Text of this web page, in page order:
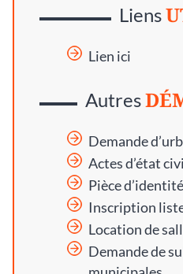
Liens
Lien ici
Autres
Demande
Actes d’état
Pièce d’identité
Inscription
Location de
Demande de